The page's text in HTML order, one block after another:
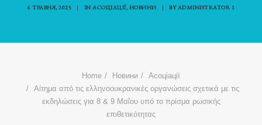
6 ТРАВНЯ, 2025 | IN АСОЦІАЦІЇ,НОВИНИ | BYADMINISTRATOR 1
Home Новини
Асоціації
Αίτημα από τις ελληνοουκρανικές οργανώσεις σχετικά με τις
εκδηλώσεις για 8 & 9 Μαΐου υπό το πρίσμα ρωσικής
επιθετικότητας